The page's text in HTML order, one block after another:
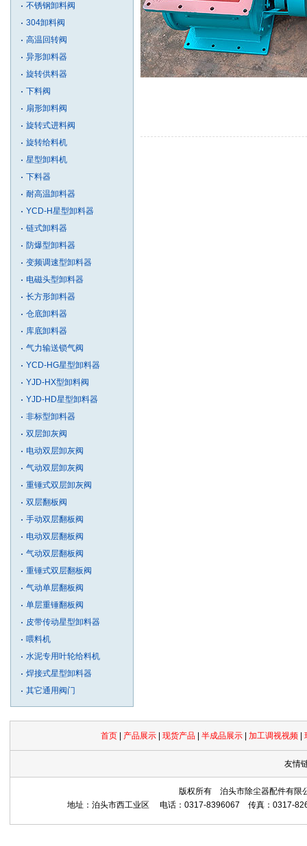
不锈钢卸料阀
304卸料阀
高温回转阀
异形卸料器
旋转供料器
下料阀
扇形卸料阀
旋转式进料阀
旋转给料机
星型卸料机
下料器
耐高温卸料器
YCD-H星型卸料器
链式卸料器
防爆型卸料器
变频调速型卸料器
电磁头型卸料器
长方形卸料器
仓底卸料器
库底卸料器
气力输送锁气阀
YCD-HG星型卸料器
YJD-HX型卸料阀
YJD-HD星型卸料器
非标型卸料器
双层卸灰阀
电动双层卸灰阀
气动双层卸灰阀
重锤式双层卸灰阀
双层翻板阀
手动双层翻板阀
电动双层翻板阀
气动双层翻板阀
重锤式双层翻板阀
气动单层翻板阀
单层重锤翻板阀
皮带传动星型卸料器
喂料机
水泥专用叶轮给料机
焊接式星型卸料器
其它通用阀门
首页| 产品展示| 现货产品| 半成品展示| 加工调视视频|
友情
版权所有 泊头市除尘器配件有
地址：泊头市西工业区 电话：0317-8396067 传真：0317-